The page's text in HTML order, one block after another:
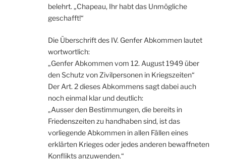
belehrt. „Chapeau, Ihr habt das Unmögliche
geschafft!“
Die Überschrift des IV. Genfer Abkommen lautet
wortwortlich:
„Genfer Abkommen vom 12. August 1949 über
den Schutz von Zivilpersonen in Kriegszeiten“
Der Art. 2 dieses Abkommens sagt dabei auch
noch einmal klar und deutlich:
„Ausser den Bestimmungen, die bereits in
Friedenszeiten zu handhaben sind, ist das
vorliegende Abkommen in allen Fällen eines
erklärten Krieges oder jedes anderen bewaffneten
Konflikts anzuwenden.“